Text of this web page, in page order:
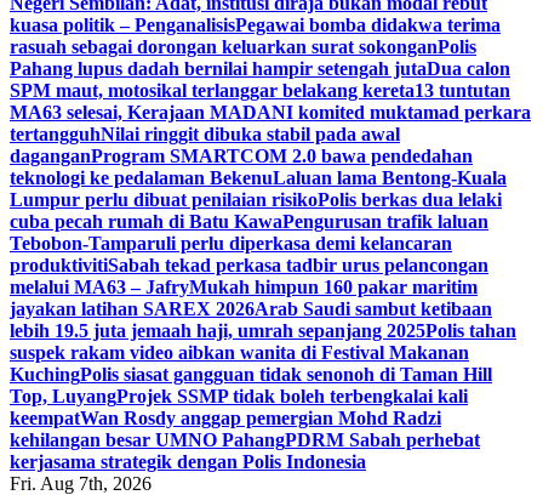
kuasa politik – PenganalisisPegawai bomba didakwa terima
rasuah sebagai dorongan keluarkan surat sokonganPolis
Pahang lupus dadah bernilai hampir setengah jutaDua calon
SPM maut, motosikal terlanggar belakang kereta13 tuntutan
MA63 selesai, Kerajaan MADANI komited muktamad perkara
tertangguhNilai ringgit dibuka stabil pada awal
daganganProgram SMARTCOM 2.0 bawa pendedahan
teknologi ke pedalaman BekenuLaluan lama Bentong-Kuala
Lumpur perlu dibuat penilaian risikoPolis berkas dua lelaki
cuba pecah rumah di Batu KawaPengurusan trafik laluan
Tebobon-Tamparuli perlu diperkasa demi kelancaran
produktivitiSabah tekad perkasa tadbir urus pelancongan
melalui MA63 – JafryMukah himpun 160 pakar maritim
jayakan latihan SAREX 2026Arab Saudi sambut ketibaan
lebih 19.5 juta jemaah haji, umrah sepanjang 2025Polis tahan
suspek rakam video aibkan wanita di Festival Makanan
KuchingPolis siasat gangguan tidak senonoh di Taman Hill
Top, LuyangProjek SSMP tidak boleh terbengkalai kali
keempatWan Rosdy anggap pemergian Mohd Radzi
kehilangan besar UMNO PahangPDRM Sabah perhebat
kerjasama strategik dengan Polis Indonesia
Fri. Aug 7th, 2026